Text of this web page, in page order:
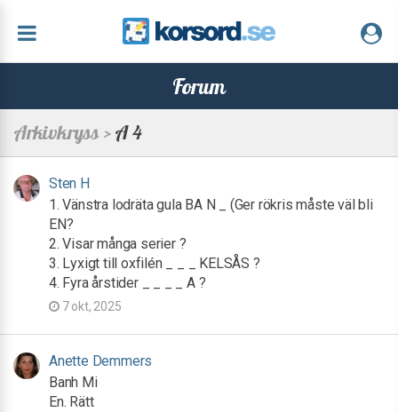
Forum
Arkivkryss >A 4
Sten H
1. Vänstra lodräta gula BA N _ (Ger rökris måste väl bli
EN?
2. Visar många serier ?
3. Lyxigt till oxfilén _ _ _ KELSÅS ?
4. Fyra årstider _ _ _ _ A ?
7 okt, 2025
Anette Demmers
Banh Mi
En. Rätt